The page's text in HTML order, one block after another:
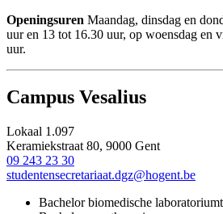
Openingsuren Maandag, dinsdag en
uur en 13 tot 16.30 uur, op woensdag en
uur.
Campus Vesalius
Lokaal 1.097
Keramiekstraat 80, 9000 Gent
09 243 23 30
studentensecretariaat.dgz@hogent.be
Bachelor biomedische